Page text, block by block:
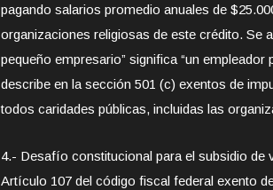
pagando salarios promedio anuales de
organizaciones religiosas de este crédito. Se
pequeño empresario” significa “un
describe en la sección 501 (c) exentos de
todos caridades públicas, incluidas las
4.- Desafío constitucional para el subsidio de
Artículo 107 del código fiscal federal exento